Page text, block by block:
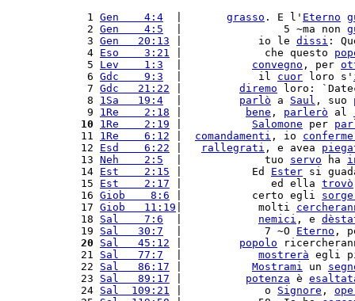
1 Gen    4:4 grasso . E l' Eterno
2 Gen    4:5
  |                5 ~ma non
3 Gen   20:13 |            io le dissi :
4 Eso    3:21 |             che questo
5 Lev    1:3 convegno , per
6 Gdc    9:3
  |            il
cuor loro s'
7 Gdc   21:22 diremo loro:
8 1Sa   19:4 parlò a Saul , suo
9 1Re    2:18 bene , parlerò al
10
1Re    2:19 Salomone per
11 1Re    6:12 comandamenti , io
12 Esd    6:22 rallegrati , e avea
13 Neh    2:5
  |             tuo
servo ha
14 Est    2:15 |           Ed Ester si
15 Est    2:17 |              ed ella trovò
16 Giob    8:6 |           certo egli
17 Giob   11:19 |            molti
18 Sal    7:6 nemici , e
19 Sal   30:7
  |             7 ~O
Eterno ,
20
Sal   45:12 popolo
21 Sal   77:7 mostrerà egli
22 Sal   86:17 Mostrami un
23 Sal   89:17 potenza è
24 Sal  109:21 |             o Signore ,